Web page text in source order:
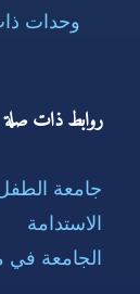
وحدات
روابط ذات صلة
جامعة
الاستدامة
الجامعة في